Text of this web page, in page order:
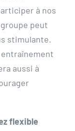
à nos
peut
stimulante.
aussi à
flexible